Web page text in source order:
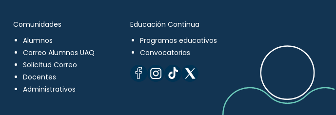
Comunidades
Alumnos
Correo Alumnos UAQ
Solicitud Correo
Docentes
Administrativos
Educación Continua
Programas educativos
Convocatorias